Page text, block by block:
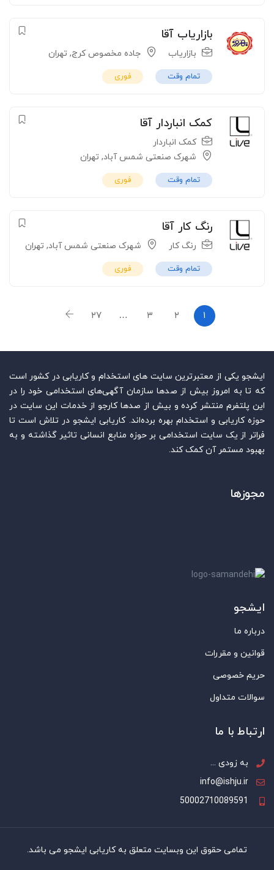
بازاریاب آقا
بازاریاب جاده مخصوص کرج, تهران
تمام وقت فوری
کمک انباردار آقا
کمک انباردار
شهرک صنعتی شمس آباد, تهران
تمام وقت فوری
رنگ کار آقا
رنگ کار شهرک صنعتی شمس آباد, تهران
تمام وقت فوری
۱ ۲ ۳ … ۲۷
ایشجو یکی از معتبرترین سایت‌ های استخدام و کاریابی در کشور است
که تا به امروز بیش از صدها سازمان آگهی‌های استخدامی خود را در
این پلتفرم منتشر کرده و بیش از صدها کارجو از خدمات این سایت در
حوزه کاریابی و استخدام بهره برده‌اند. کاریابی ایشجو در تلاش است تا
فراتر از یک سایت استخدامی بر حوزه منابع انسانی تاثیر گذاشته و به
بهبود مستمر آن کمک کند.
مجوزها
ایشجو
درباره ما
قوانین و مقررات
حریم خصوصی
سوالات متداول
ارتباط با ما
به زودی ...
info@ishju.ir
50002710089591
تمامی حقوق این وبسایت متعلق به کاریابی ایشجو می باشد.